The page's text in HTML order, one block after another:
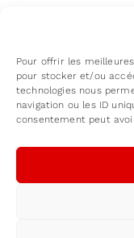
Pour offrir les
pour stocker et/ou
technologies nous
navigation ou les ID
consentement peut